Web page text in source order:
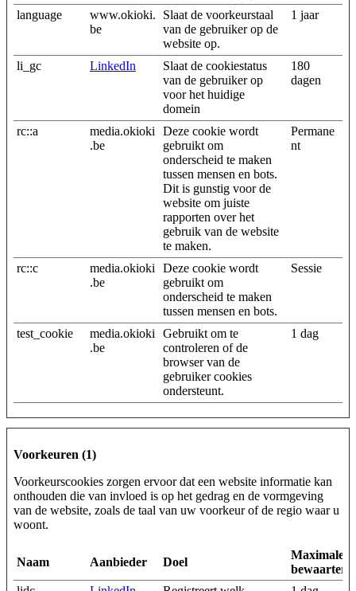
language
www.okioki.
be
Slaat de voorkeurstaal
van de gebruiker op de
website op.
1 jaar
li_gc LinkedIn
Slaat de cookiestatus
van de gebruiker op
voor het huidige
domein
180
dagen
rc::a
media.okioki
.be
Deze cookie wordt
gebruikt om
onderscheid te maken
tussen mensen en bots.
Dit is gunstig voor de
website om juiste
rapporten over het
gebruik van de website
te maken.
Permane
nt
rc::c
media.okioki
.be
Deze cookie wordt
gebruikt om
onderscheid te maken
tussen mensen en bots.
Sessie
test_cookie
media.okioki
.be
Gebruikt om te
controleren of de
browser van de
gebruiker cookies
ondersteunt.
1 dag
Voorkeuren (1)
Voorkeurscookies zorgen ervoor dat een website informatie kan
onthouden die van invloed is op het gedrag en de vormgeving
van de website, zoals de taal van uw voorkeur of de regio waar u
woont.
Naam Aanbieder Doel
Maximale